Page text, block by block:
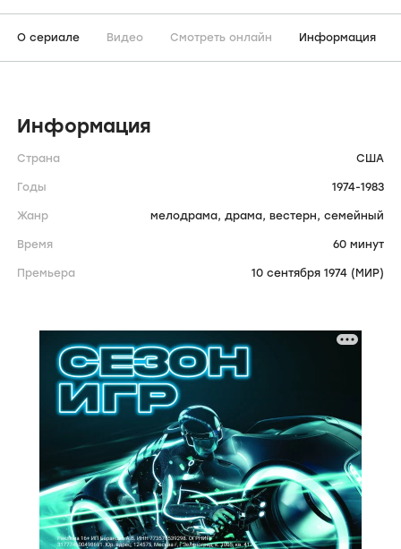
О сериале Видео Смотреть онлайн Информация
Информация
Страна США
Годы 1974-1983
Жанр мелодрама, драма, вестерн, семейный
Время 60 минут
Премьера 10 сентября 1974 (МИР)